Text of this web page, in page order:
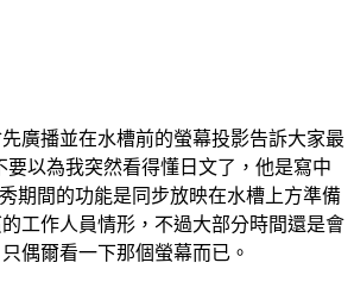
廣播並在水槽前的螢幕投影告訴大家最
要以為我突然看得懂日文了，他是寫中
期間的功能是同步放映在水槽上方準備
工作人員情形，不過大部分時間還是會
偶爾看一下那個螢幕而已。